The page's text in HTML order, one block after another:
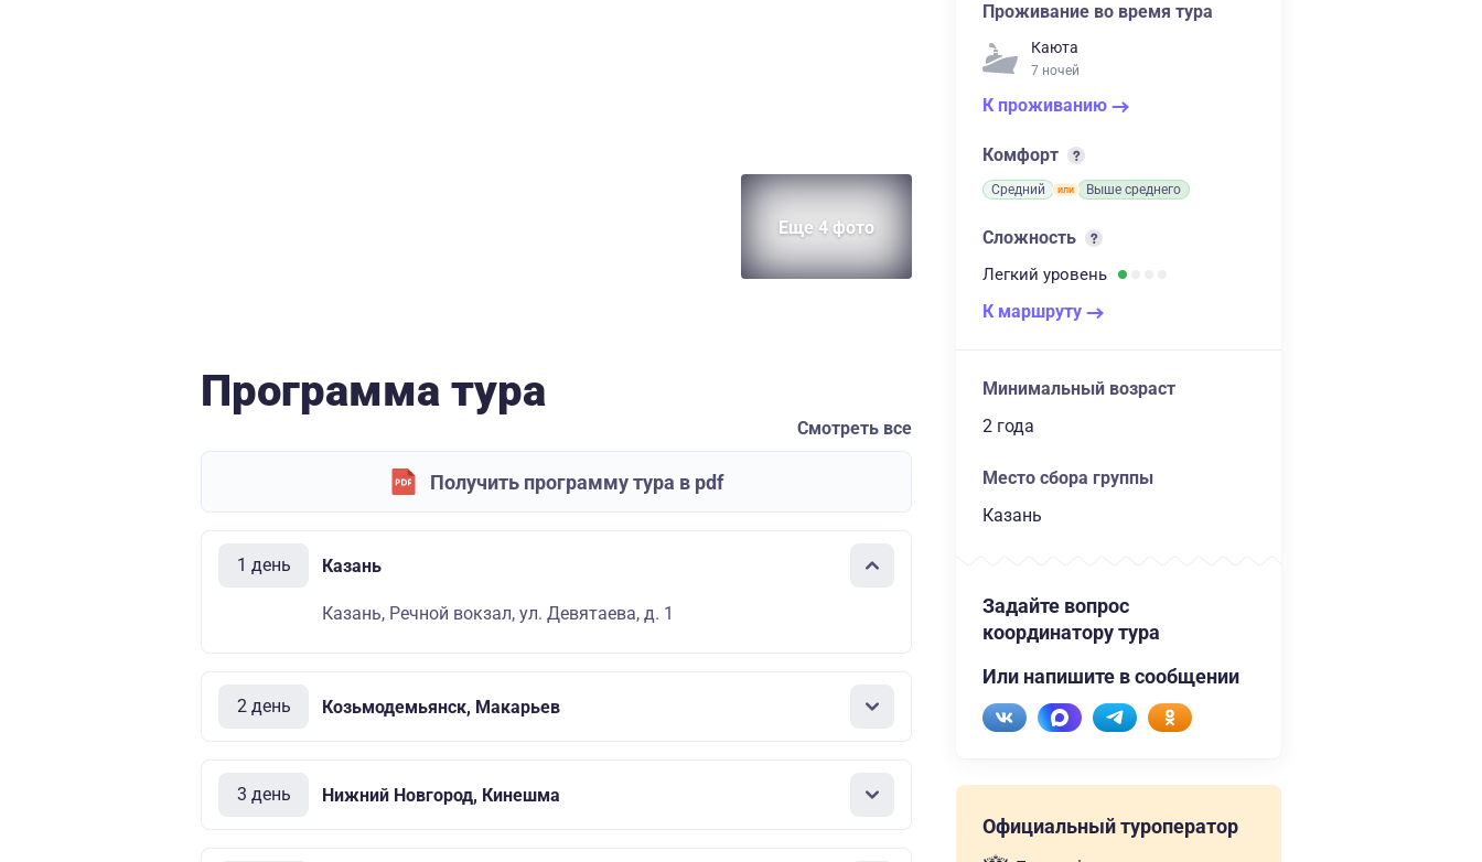
Еще 4 фото
Программа тура
Смотреть все
Получить программу тура в pdf
1 день Казань
Казань, Речной вокзал, ул. Девятаева, д. 1
2 день Козьмодемьянск, Макарьев
3 день Нижний Новгород, Кинешма
Проживание во время тура
Каюта
7 ночей
К проживанию
Комфорт
Средний Выше среднего
Сложность
Легкий уровень
К маршруту
Минимальный возраст
2 года
Место сбора группы
Казань
Задайте вопрос
координатору тура
Или напишите в сообщении
Официальный туроператор